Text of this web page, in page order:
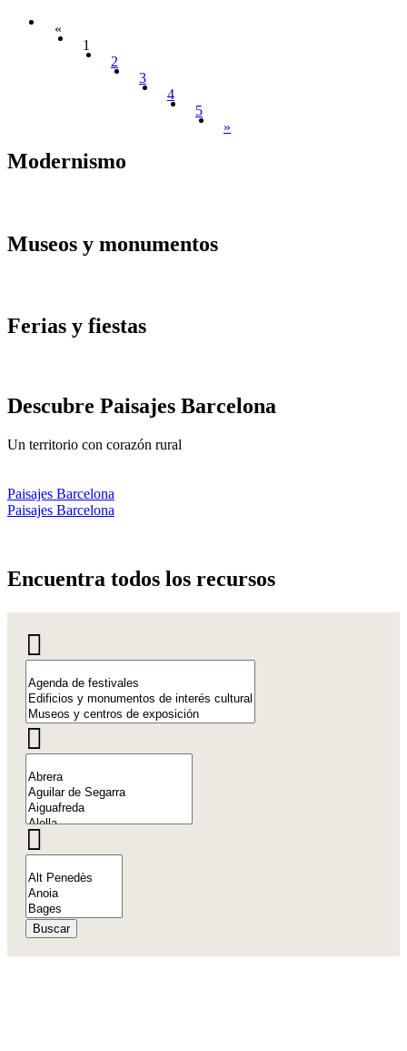
«
1
2
3
4
5
»
Modernismo
Museos y monumentos
Ferias y fiestas
Descubre Paisajes Barcelona
Un territorio con corazón rural
Paisajes Barcelona
Paisajes Barcelona
Encuentra todos los recursos
Buscar